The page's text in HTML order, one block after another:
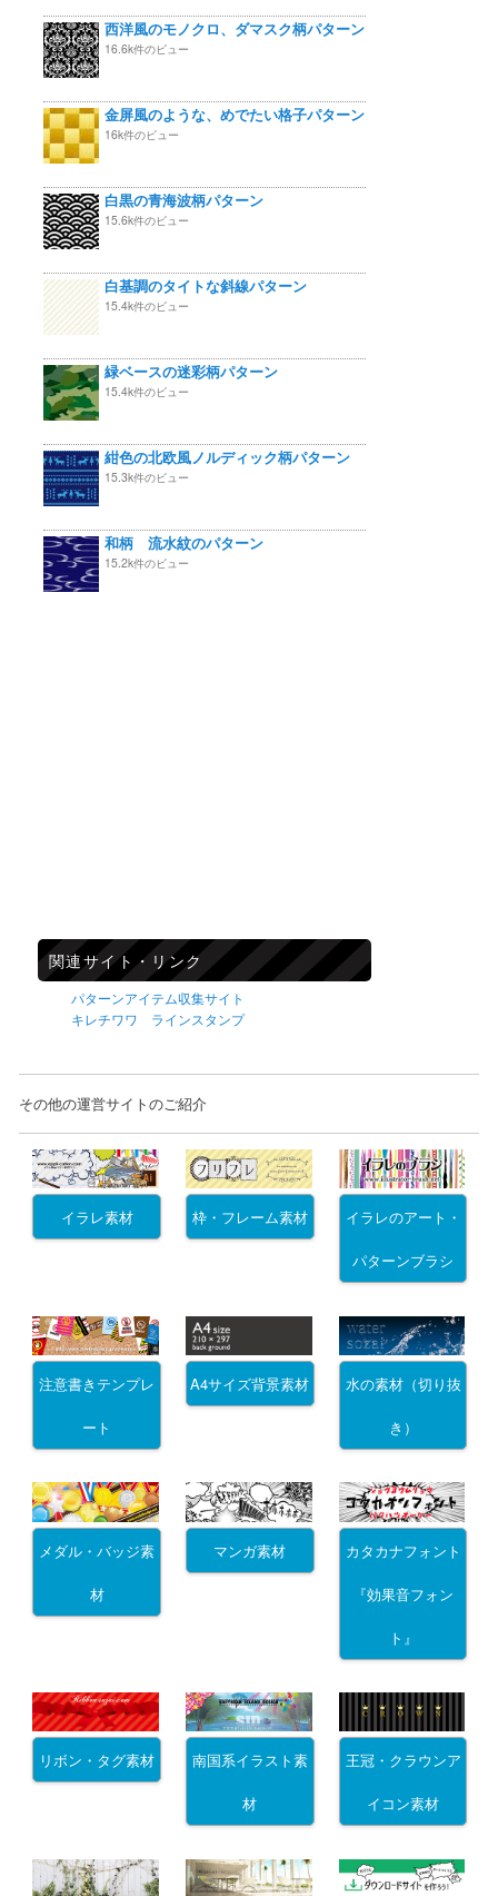
西洋風のモノクロ、ダマスク柄パターン
16.6k件のビュー
金屏風のような、めでたい格子パターン
16k件のビュー
白黒の青海波柄パターン
15.6k件のビュー
白基調のタイトな斜線パターン
15.4k件のビュー
緑ベースの迷彩柄パターン
15.4k件のビュー
紺色の北欧風ノルディック柄パターン
15.3k件のビュー
和柄 流水紋のパターン
15.2k件のビュー
関連サイト・リンク
パターンアイテム収集サイト
キレチワワ ラインスタンプ
その他の運営サイトのご紹介
イラレ素材 枠・フレーム素材 イラレのアート・
パターンブラシ
注意書きテンプレ
ート
A4サイズ背景素材 水の素材（切り抜
き）
メダル・バッジ素
材
マンガ素材 カタカナフォント
『効果音フォン
ト』
リボン・タグ素材 南国系イラスト素
材
王冠・クラウンア
イコン素材